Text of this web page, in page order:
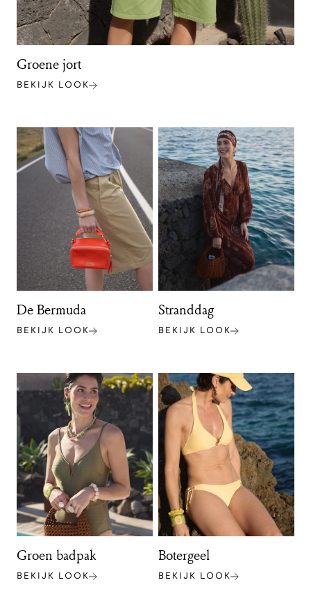
Groene jort
BEKIJK LOOK
De Bermuda
BEKIJK LOOK
Stranddag
BEKIJK LOOK
Groen badpak
BEKIJK LOOK
Botergeel
BEKIJK LOOK